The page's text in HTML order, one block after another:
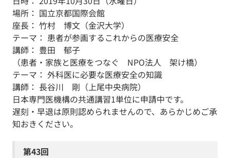
場所： 国立京都国際会館
座長： 竹村 博文（金沢大学）
テーマ： 患者が参画するこれからの医療安全
講師： 豊田 郁子
（患者・家族と医療をつなぐ NPO法人 架け橋）
テーマ： 外科医に必要な医療安全の知識
講師： 長谷川 剛（上尾中央病院）
日本専門医機構の共通講習1単位に申請中です。
遅刻・早退は原則認められませんので、あらかじめご承
知おきください。
第43回